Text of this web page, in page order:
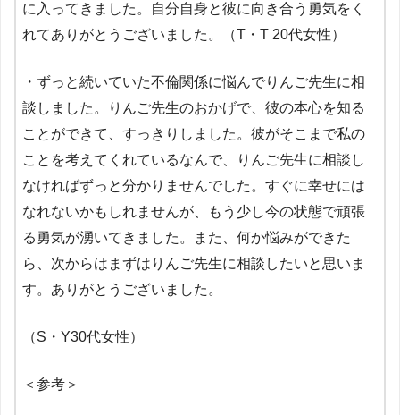
に入ってきました。自分自身と彼に向き合う勇気をく
れてありがとうございました。（T・T 20代女性）
・ずっと続いていた不倫関係に悩んでりんご先生に相
談しました。りんご先生のおかげで、彼の本心を知る
ことができて、すっきりしました。彼がそこまで私の
ことを考えてくれているなんで、りんご先生に相談し
なければずっと分かりませんでした。すぐに幸せには
なれないかもしれませんが、もう少し今の状態で頑張
る勇気が湧いてきました。また、何か悩みができた
ら、次からはまずはりんご先生に相談したいと思いま
す。ありがとうございました。
（S・Y30代女性）
＜参考＞